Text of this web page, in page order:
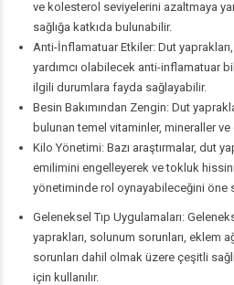
ve kolesterol seviyelerini azaltmaya
sağlığa katkıda bulunabilir.
Anti-İnflamatuar Etkiler: Dut
yardımcı olabilecek anti-inflamatuar
ilgili durumlara fayda sağlayabilir.
Besin Bakımından Zengin: Dut
bulunan temel vitaminler, mineraller
Kilo Yönetimi: Bazı araştırmalar, dut
emilimini engelleyerek ve tokluk
yönetiminde rol oynayabileceğini öne
Geleneksel Tıp Uygulamaları:
yaprakları, solunum sorunları, eklem
sorunları dahil olmak üzere çeşitli
için kullanılır.